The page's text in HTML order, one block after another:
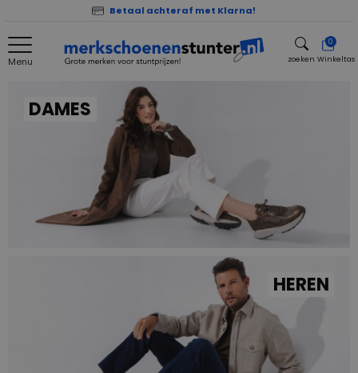
Betaal achteraf met Klarna!
Menu zoeken
0
Winkeltas
DAMES
HEREN